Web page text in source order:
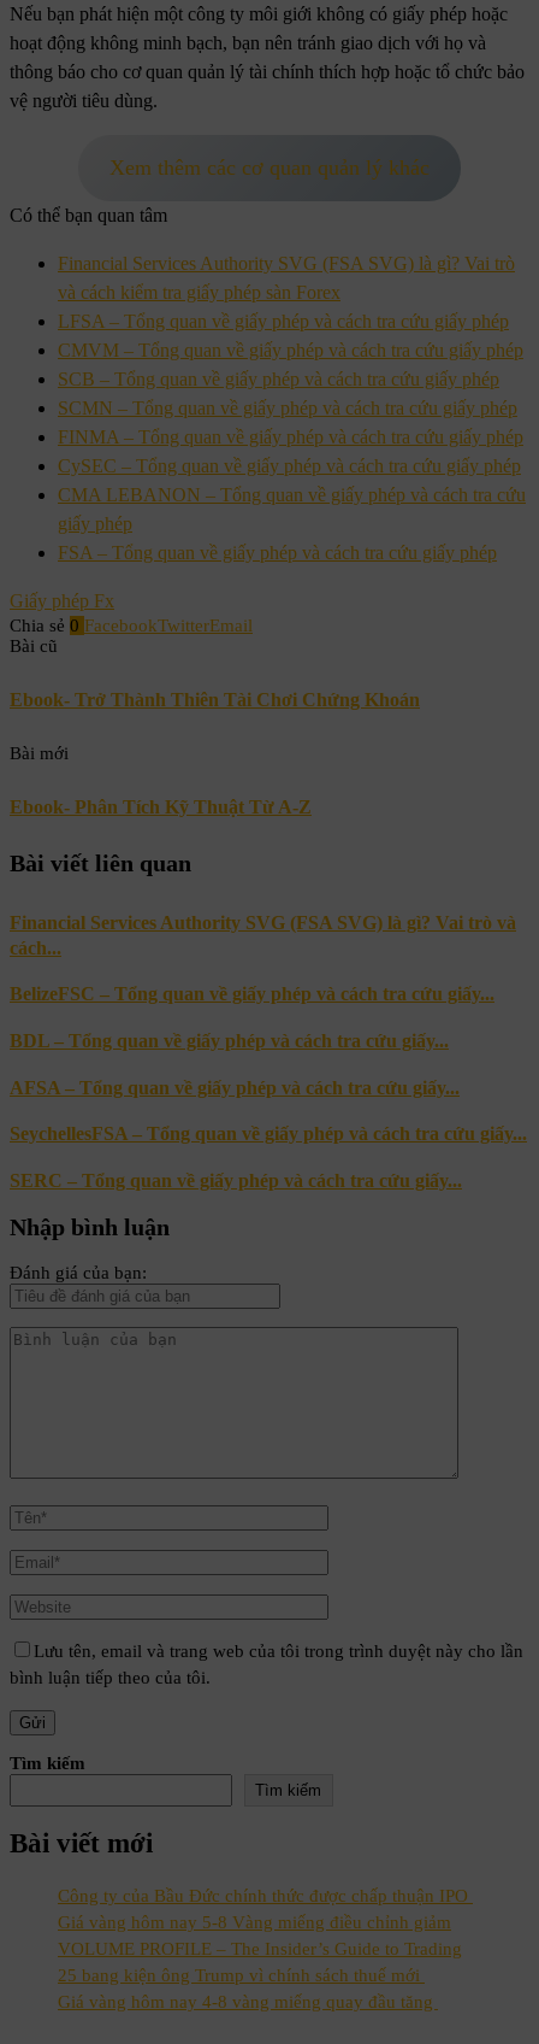
Nếu bạn phát hiện một công ty môi giới không có giấy phép hoặc
hoạt động không minh bạch, bạn nên tránh giao dịch với họ và
thông báo cho cơ quan quản lý tài chính thích hợp hoặc tổ chức bảo
vệ người tiêu dùng.
Xem thêm các cơ quan quản lý khác
Có thể bạn quan tâm
Financial Services Authority SVG (FSA SVG) là gì? Vai trò
và cách kiểm tra giấy phép sàn Forex
LFSA – Tổng quan về giấy phép và cách tra cứu giấy phép
CMVM – Tổng quan về giấy phép và cách tra cứu giấy phép
SCB – Tổng quan về giấy phép và cách tra cứu giấy phép
SCMN – Tổng quan về giấy phép và cách tra cứu giấy phép
FINMA – Tổng quan về giấy phép và cách tra cứu giấy phép
CySEC – Tổng quan về giấy phép và cách tra cứu giấy phép
CMA LEBANON – Tổng quan về giấy phép và cách tra cứu
giấy phép
FSA – Tổng quan về giấy phép và cách tra cứu giấy phép
Giấy phép Fx
Chia sẻ 0 FacebookTwitterEmail
Bài cũ
Ebook- Trở Thành Thiên Tài Chơi Chứng Khoán
Bài mới
Ebook- Phân Tích Kỹ Thuật Từ A-Z
Bài viết liên quan
Financial Services Authority SVG (FSA SVG) là gì? Vai trò và
cách...
BelizeFSC – Tổng quan về giấy phép và cách tra cứu giấy...
BDL – Tổng quan về giấy phép và cách tra cứu giấy...
AFSA – Tổng quan về giấy phép và cách tra cứu giấy...
SeychellesFSA – Tổng quan về giấy phép và cách tra cứu giấy...
SERC – Tổng quan về giấy phép và cách tra cứu giấy...
Nhập bình luận
Đánh giá của bạn:
Lưu tên, email và trang web của tôi trong trình duyệt này cho lần
bình luận tiếp theo của tôi.
Tìm kiếm
Tìm kiếm
Bài viết mới
Công ty của Bầu Đức chính thức được chấp thuận IPO
Giá vàng hôm nay 5-8 Vàng miếng điều chỉnh giảm
VOLUME PROFILE – The Insider’s Guide to Trading
25 bang kiện ông Trump vì chính sách thuế mới
Giá vàng hôm nay 4-8 vàng miếng quay đầu tăng